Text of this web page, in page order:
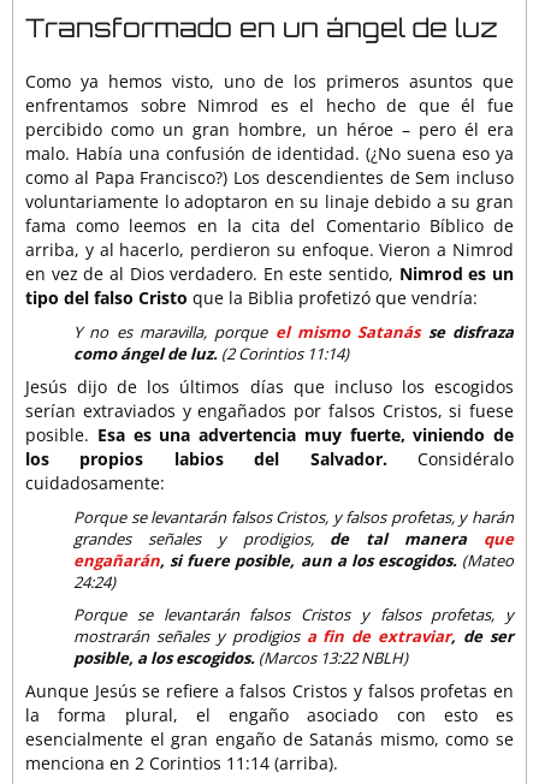
Transformado en un ángel de luz
Como ya hemos visto, uno de los primeros asuntos que
enfrentamos sobre Nimrod es el hecho de que él fue
percibido como un gran hombre, un héroe – pero él era
malo. Había una confusión de identidad. (¿No suena eso ya
como al Papa Francisco?) Los descendientes de Sem incluso
voluntariamente lo adoptaron en su linaje debido a su gran
fama como leemos en la cita del Comentario Bíblico de
arriba, y al hacerlo, perdieron su enfoque. Vieron a Nimrod
en vez de al Dios verdadero. En este sentido, Nimrod es un
tipo del falso Cristo que la Biblia profetizó que vendría:
Y no es maravilla, porque el mismo Satanásse disfraza
como ángel de luz. (2 Corintios 11:14)
Jesús dijo de los últimos días que incluso los escogidos
serían extraviados y engañados por falsos Cristos, si fuese
posible. Esa es una advertencia muy fuerte, viniendo de
los propios labios del Salvador.Considéralo
cuidadosamente:
Porque se levantarán falsos Cristos, y falsos profetas, y harán
grandes señales y prodigios, de tal manera que
engañarán, si fuere posible, aun a los escogidos.(Mateo
24:24)
Porque se levantarán falsos Cristos y falsos profetas, y
mostrarán señales y prodigios a fin de extraviar, de ser
posible, a los escogidos. (Marcos 13:22 NBLH)
Aunque Jesús se refiere a falsos Cristos y falsos profetas en
la forma plural, el engaño asociado con esto es
esencialmente el gran engaño de Satanás mismo, como se
menciona en 2 Corintios 11:14 (arriba).